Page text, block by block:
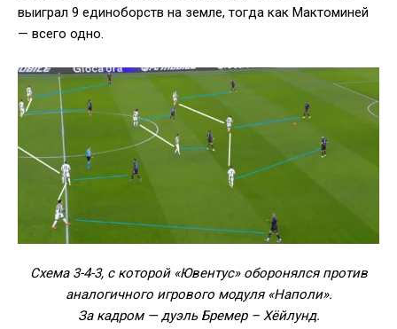
выиграл 9 единоборств на земле, тогда как Мактоминей
— всего одно.
Схема 3-4-3, с которой «Ювентус» оборонялся против
аналогичного игрового модуля «Наполи».
За кадром — дуэль Бремер – Хёйлунд.